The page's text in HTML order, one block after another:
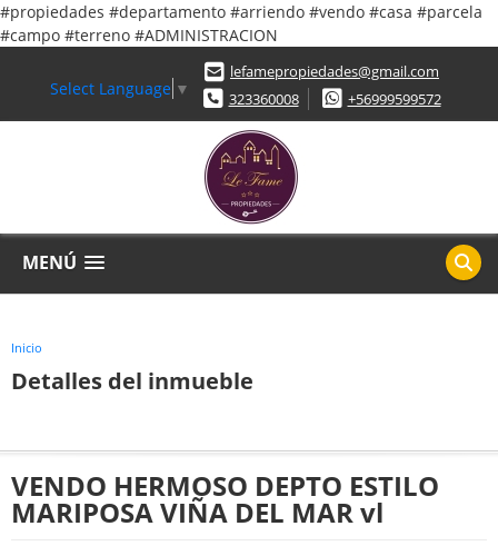
#propiedades #departamento #arriendo #vendo #casa #parcela
#campo #terreno #ADMINISTRACION
Select Language ▼
lefamepropiedades@gmail.com
323360008
+56999599572
MENÚ
Inicio
Detalles del inmueble
VENDO HERMOSO DEPTO ESTILO
MARIPOSA VIÑA DEL MAR vl